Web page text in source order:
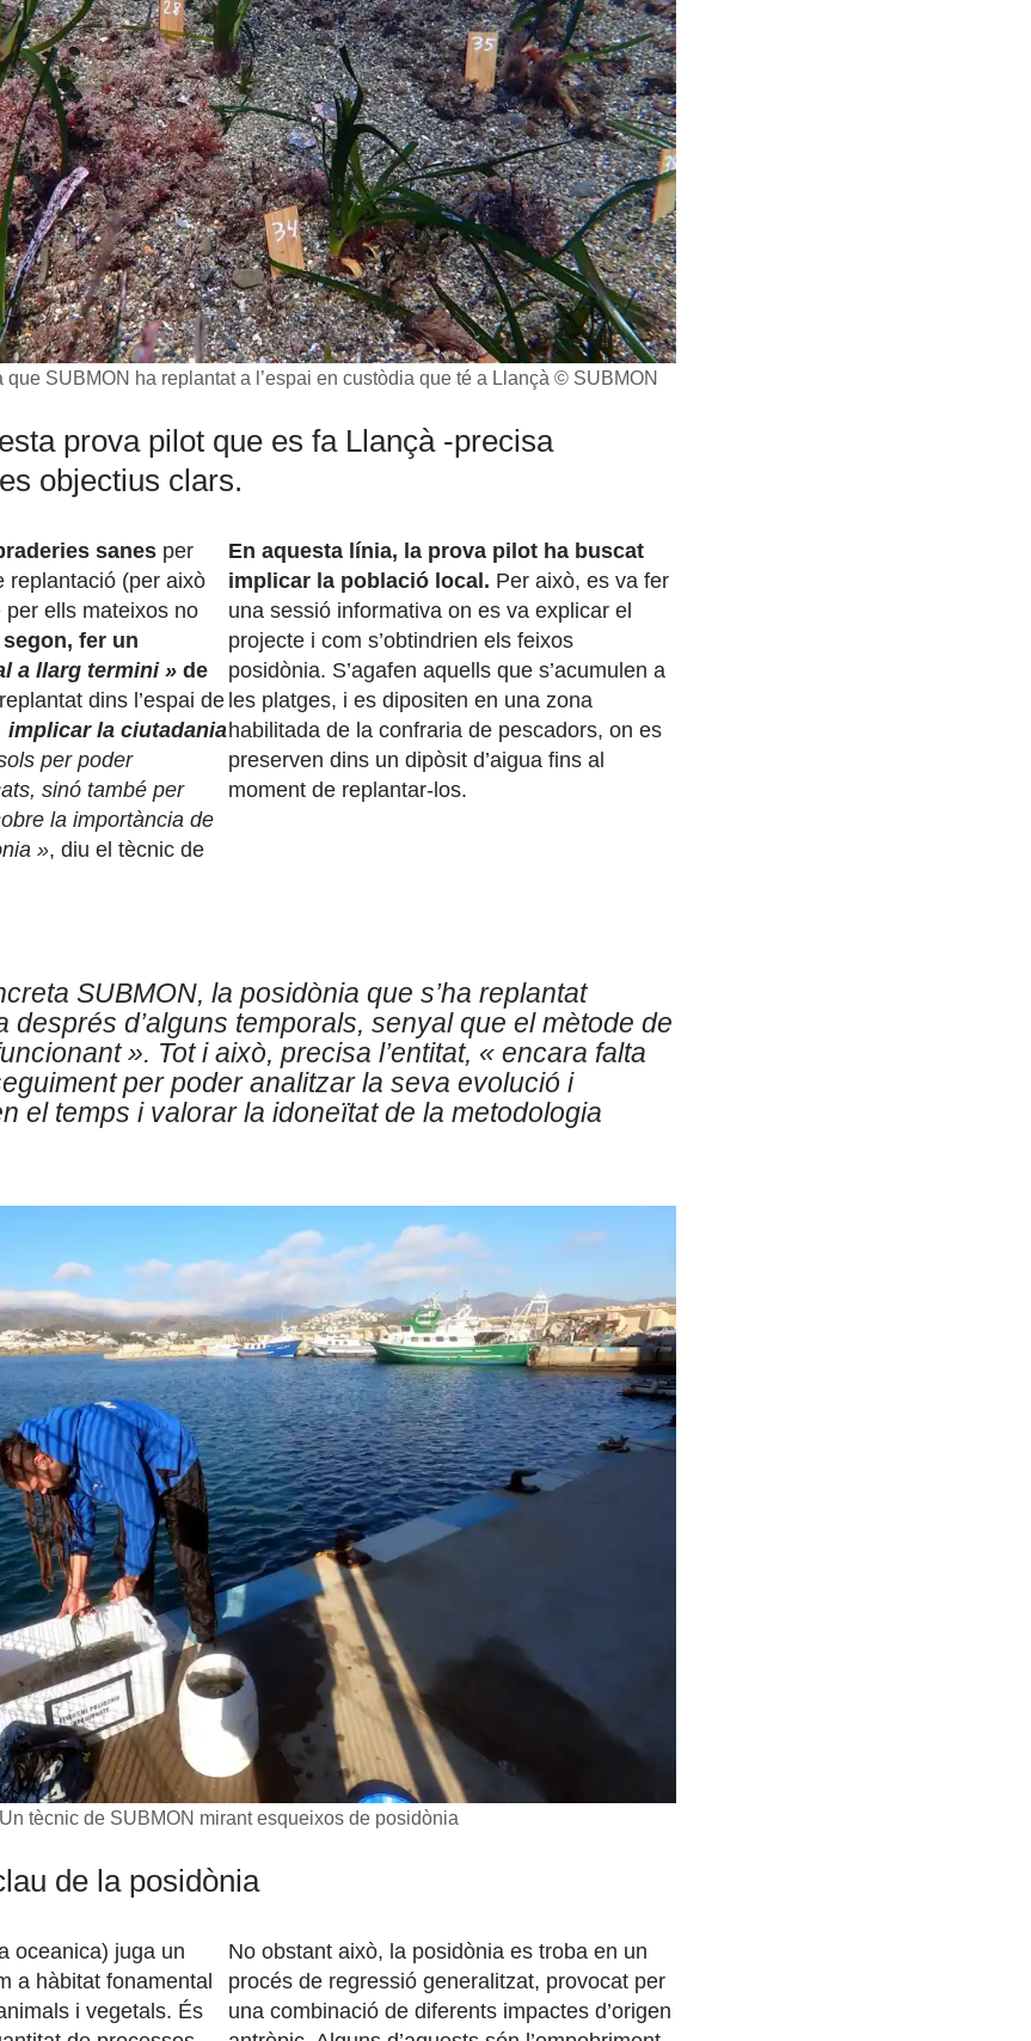
SUBMON ha replantat a l’espai en custòdia que té a Llançà © SUBMON
prova pilot que es fa Llançà -precisa
objectius clars.
sanes per
replantació (per això
ells mateixos no
segon, fer un
a llarg termini » de
dins l’espai de
implicar la ciutadania
per poder
sinó també per
la importància de
», diu el tècnic de
En aquesta línia, la prova pilot ha buscat
implicar la població local. Per això, es va fer
una sessió informativa on es va explicar el
projecte i com s’obtindrien els feixos
posidònia. S’agafen aquells que s’acumulen a
les platges, i es dipositen en una zona
habilitada de la confraria de pescadors, on es
preserven dins un dipòsit d’aigua fins al
moment de replantar-los.
SUBMON, la posidònia que s’ha replantat
després d’alguns temporals, senyal que el mètode de
». Tot i això, precisa l’entitat, « encara falta
per poder analitzar la seva evolució i
el temps i valorar la idoneïtat de la metodologia
Un tècnic de SUBMON mirant esqueixos de posidònia
de la posidònia
oceanica) juga un
a hàbitat fonamental
i vegetals. És
No obstant això, la posidònia es troba en un
procés de regressió generalitzat, provocat per
una combinació de diferents impactes d’origen